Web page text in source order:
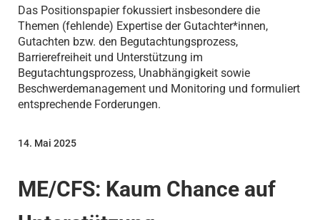
Das Positionspapier fokussiert insbesondere die
Themen (fehlende) Expertise der Gutachter*innen,
Gutachten bzw. den Begutachtungsprozess,
Barrierefreiheit und Unterstützung im
Begutachtungsprozess, Unabhängigkeit sowie
Beschwerdemanagement und Monitoring und formuliert
entsprechende Forderungen.
ME/CFS: Kaum Chance auf
14. Mai 2025